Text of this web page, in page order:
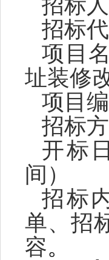
招标
招标
项目
址装修
项目
招标
开标
间）
招标
单、招
容。